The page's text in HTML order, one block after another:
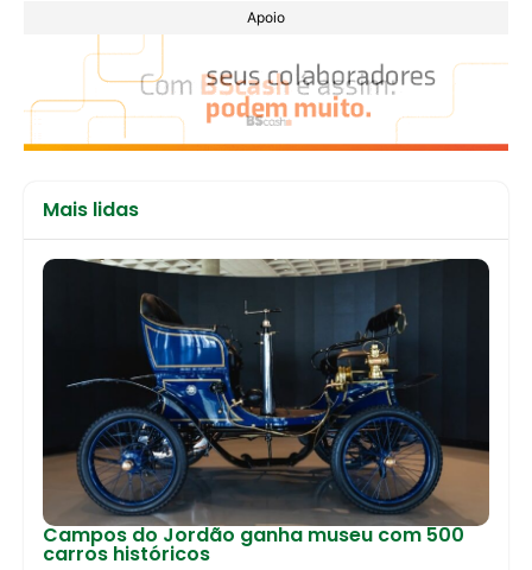
Apoio
Mais lidas
Campos do Jordão ganha museu com 500
carros históricos